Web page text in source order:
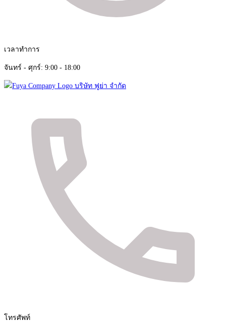
เวลาทำการ
จันทร์ - ศุกร์: 9:00 - 18:00
สไตล์ของคุณ
โทรศัพท์